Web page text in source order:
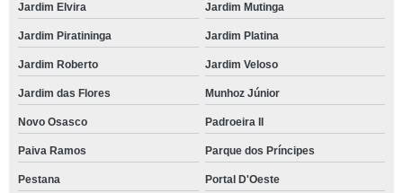
Jardim Elvira Jardim Mutinga
Jardim Piratininga Jardim Platina
Jardim Roberto Jardim Veloso
Jardim das Flores Munhoz Júnior
Novo Osasco Padroeira II
Paiva Ramos Parque dos Príncipes
Pestana Portal D'Oeste